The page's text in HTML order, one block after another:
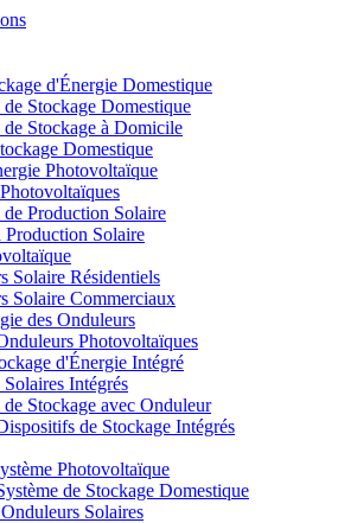
d'Énergie Domestique
Stockage Domestique
de Stockage à Domicile
Domestique
Photovoltaïque
de Production Solaire
Production Solaire
Solaire Résidentiels
Solaire Commerciaux
des Onduleurs
Photovoltaïques
d'Énergie Intégré
Solaires Intégrés
Stockage avec Onduleur
de Stockage Intégrés
Photovoltaïque
de Stockage Domestique
Solaires